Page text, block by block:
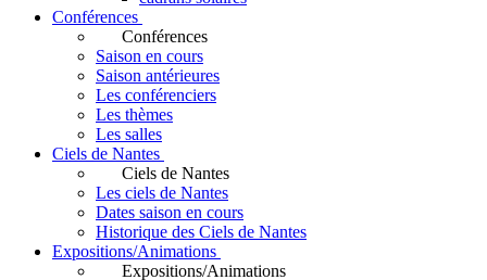
Conférences
Conférences
Saison en cours
Saison antérieures
Les conférenciers
Les thèmes
Les salles
Ciels de Nantes
Ciels de Nantes
Les ciels de Nantes
Dates saison en cours
Historique des Ciels de Nantes
Expositions/Animations
Expositions/Animations